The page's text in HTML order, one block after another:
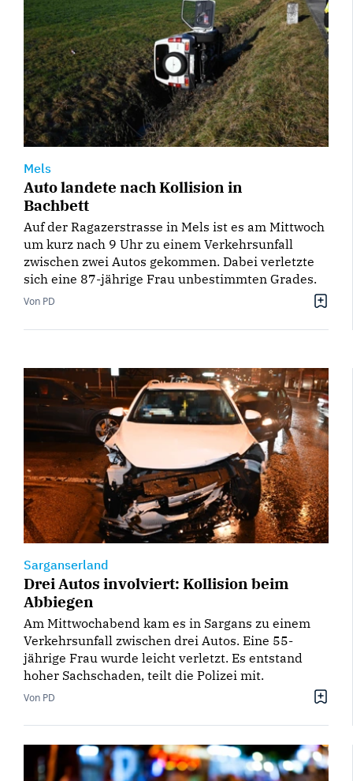
Mels
Auto landete nach Kollision in
Bachbett
Auf der Ragazerstrasse in Mels ist es am Mittwoch
um kurz nach 9 Uhr zu einem Verkehrsunfall
zwischen zwei Autos gekommen. Dabei verletzte
sich eine 87-jährige Frau unbestimmten Grades.
Von PD
Sarganserland
Drei Autos involviert: Kollision beim
Abbiegen
Am Mittwochabend kam es in Sargans zu einem
Verkehrsunfall zwischen drei Autos. Eine 55-
jährige Frau wurde leicht verletzt. Es entstand
hoher Sachschaden, teilt die Polizei mit.
Von PD